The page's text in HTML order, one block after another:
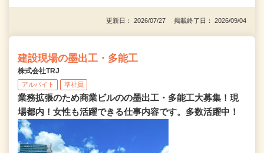
更新日： 2026/07/27 掲載終了日： 2026/09/04
建設現場の墨出工・多能工
株式会社TRJ
アルバイト 準社員
業務拡張のため商業ビルのの墨出工・多能工大募集！現
場都内！女性も活躍できる仕事内容です。多数活躍中！